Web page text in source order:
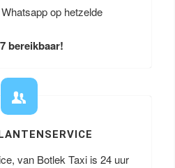
op hetzelde
bereikbaar!
van Botlek Taxi is 24 uur